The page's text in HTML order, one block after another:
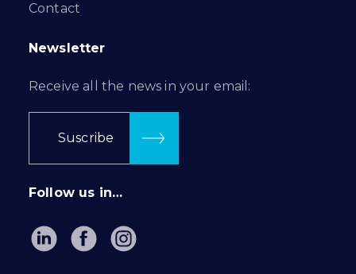
Contact
Newsletter
Receive all the news in your email:
Suscribe
Follow us in…